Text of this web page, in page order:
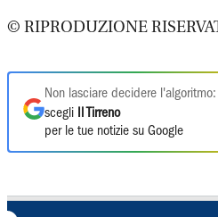
© RIPRODUZIONE
Non lasciare decidere l'algoritmo:
scegli
Il Tirreno
per le tue notizie su Google